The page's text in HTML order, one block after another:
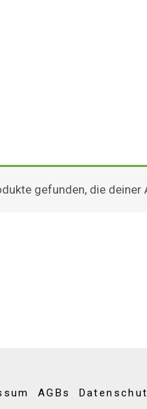
gefunden, die deiner
AGBs